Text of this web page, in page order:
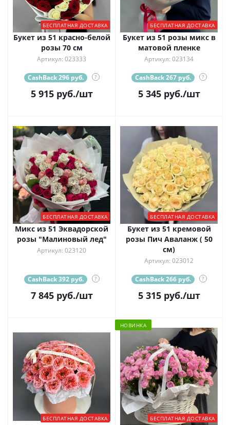
БЕСПЛАТНАЯ ДОСТАВКА
Букет из 51 красно-белой
розы 70 см
Артикул: 023333
CashBack 296 руб. ?
5 915руб./шт
БЕСПЛАТНАЯ ДОСТАВКА
Букет из 51 розы микс в
матовой пленке
Артикул: 023134
CashBack 267 руб. ?
5 345руб./шт
БЕСПЛАТНАЯ ДОСТАВКА
Микс из 51 Эквадорской
розы "Малиновый лед"
Артикул: 023120
CashBack 392 руб. ?
7 845руб./шт
БЕСПЛАТНАЯ ДОСТАВКА
Букет из 51 кремовой
розы Пич Аваланж ( 50
см)
Артикул: 023012
CashBack 266 руб. ?
5 315руб./шт
БЕСПЛАТНАЯ ДОСТАВКА
НОВИНКА
БЕСПЛАТНАЯ ДОСТАВКА